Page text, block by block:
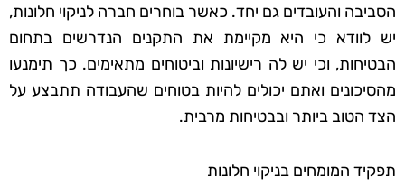
הסביבה והעובדים גם יחד. כאשר בוחרים חברה לניקוי חלונות,
יש לוודא כי היא מקיימת את התקנים הנדרשים בתחום
הבטיחות, וכי יש לה רישיונות וביטוחים מתאימים. כך תימנעו
מהסיכונים ואתם יכולים להיות בטוחים שהעבודה תתבצע על
הצד הטוב ביותר ובבטיחות מרבית.
תפקיד המומחים בניקוי חלונות